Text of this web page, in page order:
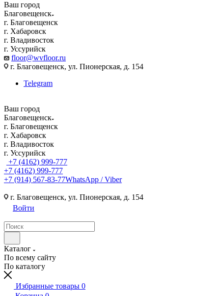
Ваш город
Благовещенск
г. Благовещенск
г. Хабаровск
г. Владивосток
г. Уссурийск
floor@wvfloor.ru
г. Благовещенск, ул. Пионерская, д. 154
Telegram
Ваш город
Благовещенск
г. Благовещенск
г. Хабаровск
г. Владивосток
г. Уссурийск
+7 (4162) 999-777
+7 (4162) 999-777
+7 (914) 567-83-77WhatsApp / Viber
г. Благовещенск, ул. Пионерская, д. 154
Войти
Каталог
По всему сайту
По каталогу
Избранные товары 0